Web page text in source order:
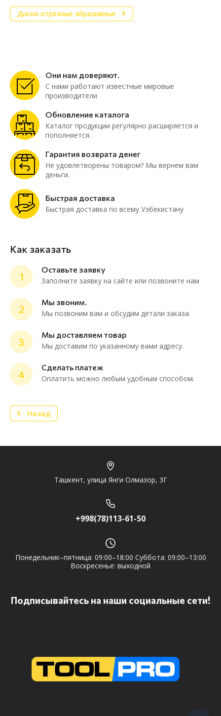
Диски отрезные абразивные
Они нам доверяют.
С нами работают известные мировые
производители
Обновление каталога
Каталог продукции регулярно расширяется и
пополняется.
Гарантия возврата денег
Не удовлетворены товаром? Мы вернем вам
деньги.
Быстрая доставка
Быстрая доставка по всему Узбекистану
Как заказать
1
Оставьте заявку
Заполните заявку на сайте или позвоните нам
2
Мы звоним.
Мы позвоним вам и обсудим детали заказа.
3
Мы доставляем товар
Мы доставим по указанному вами адресу.
4
Сделать платеж
Оплатить можно любым удобным способом.
Назад
Ташкент, улица Янги Олмазор, 3Г
+998(78)113-61-50
Понедельник–пятница: 09:00–18:00 Суббота: 09:00–13:00
Воскресенье: выходной
Подписывайтесь на наши социальные сети!
online
Мессенджеры
Нужна консультация или персональное
предложение? Пиши в мессенджер!
Telegram